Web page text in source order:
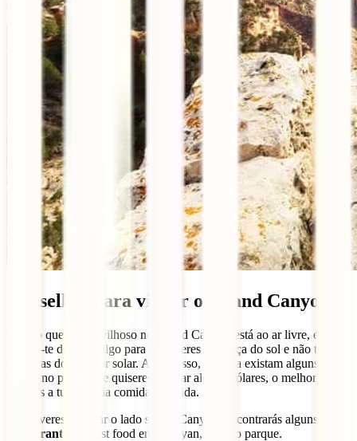
Conselhos para visitar o Grand Canyon
Tudo o que é maravilhoso no Grand Canyon está ao ar livre, então
lembra-te de levar algo para protegeres a cabeça do sol e não te
esqueças do protetor solar. Além disso, embora existam alguns cafés
e lojas no parque, se quiseres poupar alguns dólares, o melhor é
trazeres a tua própria comida e bebida.
Se estiveres a visitar o lado sul do Canyon, encontrarás alguns
restaurantes
de fast food em Tusayan, fora do parque.